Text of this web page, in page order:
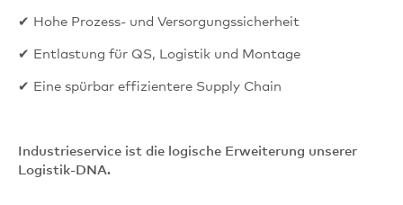
✔ Hohe Prozess- und Versorgungssicherheit
✔ Entlastung für QS, Logistik und Montage
✔ Eine spürbar effizientere Supply Chain
Industrieservice ist die logische Erweiterung unserer
Logistik‑DNA.